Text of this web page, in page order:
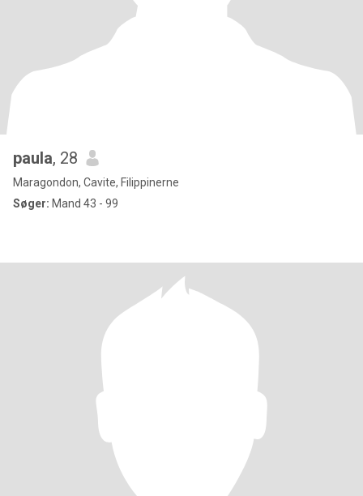
paula, 28
Maragondon, Cavite, Filippinerne
Søger: Mand 43 - 99